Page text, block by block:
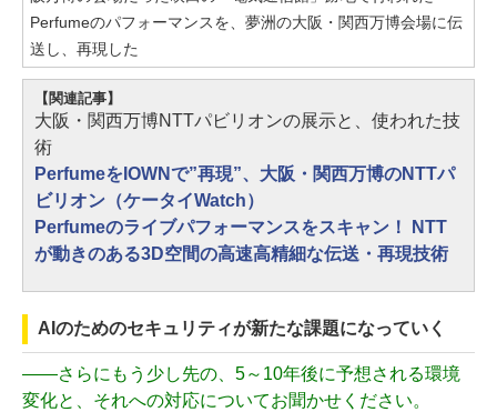
Perfumeのパフォーマンスを、夢洲の大阪・関西万博会場に伝
送し、再現した
【関連記事】
大阪・関西万博NTTパビリオンの展示と、使われた技
術
PerfumeをIOWNで”再現”、大阪・関西万博のNTTパ
ビリオン（ケータイWatch）
Perfumeのライブパフォーマンスをスキャン！ NTT
が動きのある3D空間の高速高精細な伝送・再現技術
AIのためのセキュリティが新たな課題になっていく
——さらにもう少し先の、5～10年後に予想される環境
変化と、それへの対応についてお聞かせください。